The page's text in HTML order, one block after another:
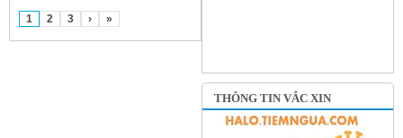
1 2 3 › »
THÔNG TIN VẮC XIN